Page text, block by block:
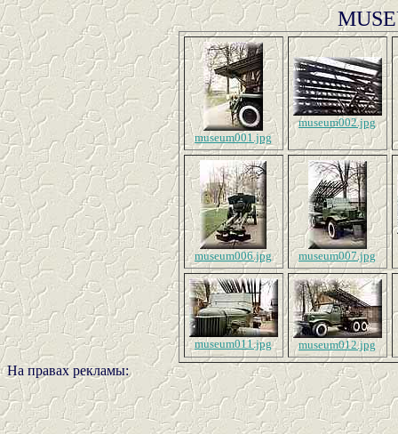
museum001.jpg
museum002.jpg
museum006.jpg museum007.jpg
museum011.jpg museum012.jpg
На правах рекламы: